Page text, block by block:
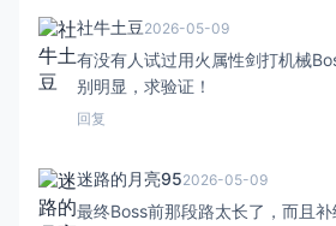
社牛土豆2026-05-09
有没有人试过用火属性剑打机械
别明显，求验证！
回复
迷路的月亮952026-05-09
最终Boss前那段路太长了，而且